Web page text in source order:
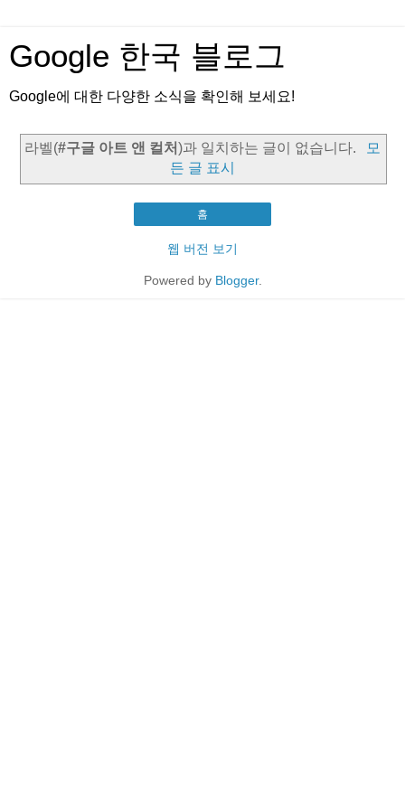
Google 한국 블로그
Google에 대한 다양한 소식을 확인해 보세요!
라벨(#구글 아트 앤 컬처)과 일치하는 글이 없습니다.
모
든 글 표시
홈
웹 버전 보기
Powered by Blogger.